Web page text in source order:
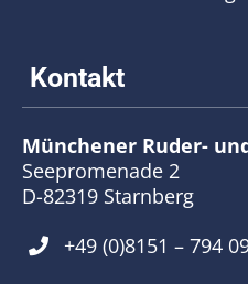
Münchener Ruder-
Seepromenade 2
D-82319 Starnberg
+49 (0)8151 – 794